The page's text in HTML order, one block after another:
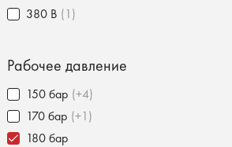
380 В (1)
Рабочее давление
150 бар (+4)
170 бар (+1)
180 бар